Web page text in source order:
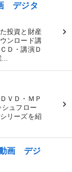
デジタ
投資と財産
ンロード講
Ｄ・講演Ｄ
ＶＤ・ＭＰ
ュフロー
リーズを紹
画 デジ